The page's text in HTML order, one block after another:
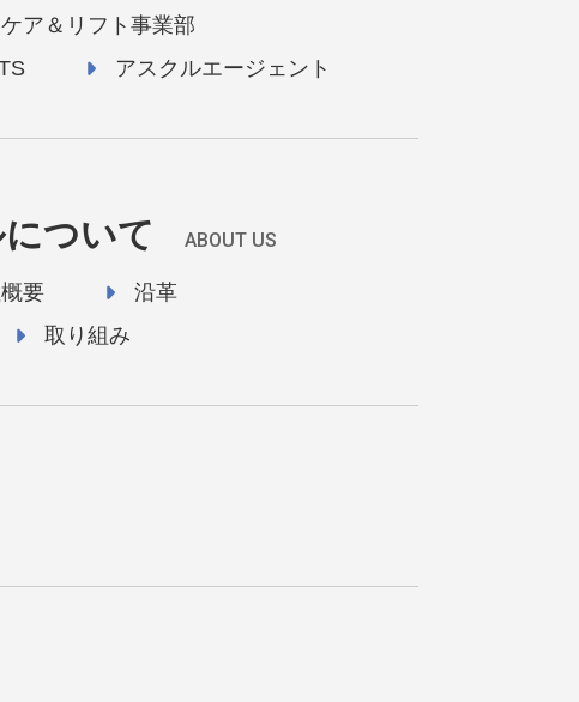
ケア＆リフト事業部
アスクルエージェント
ついて ABOUT US
要
沿革
取り組み